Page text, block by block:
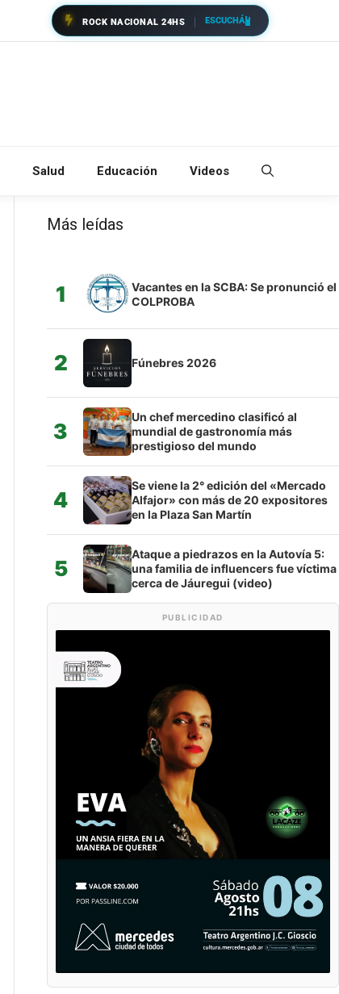
ROCK NACIONAL 24HS ESCUCHÁ
Salud Educación Videos
Más leídas
1
Vacantes en la SCBA: Se pronunció el
COLPROBA
2 Fúnebres 2026
3
Un chef mercedino clasificó al
mundial de gastronomía más
prestigioso del mundo
4
Se viene la 2° edición del «Mercado
Alfajor» con más de 20 expositores
en la Plaza San Martín
5
Ataque a piedrazos en la Autovía 5:
una familia de influencers fue víctima
cerca de Jáuregui (video)
PUBLICIDAD